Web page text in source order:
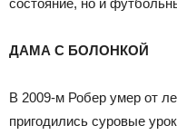
ДАМА С БОЛОНКОЙ
В 2009-м Робер умер от
пригодились суровые